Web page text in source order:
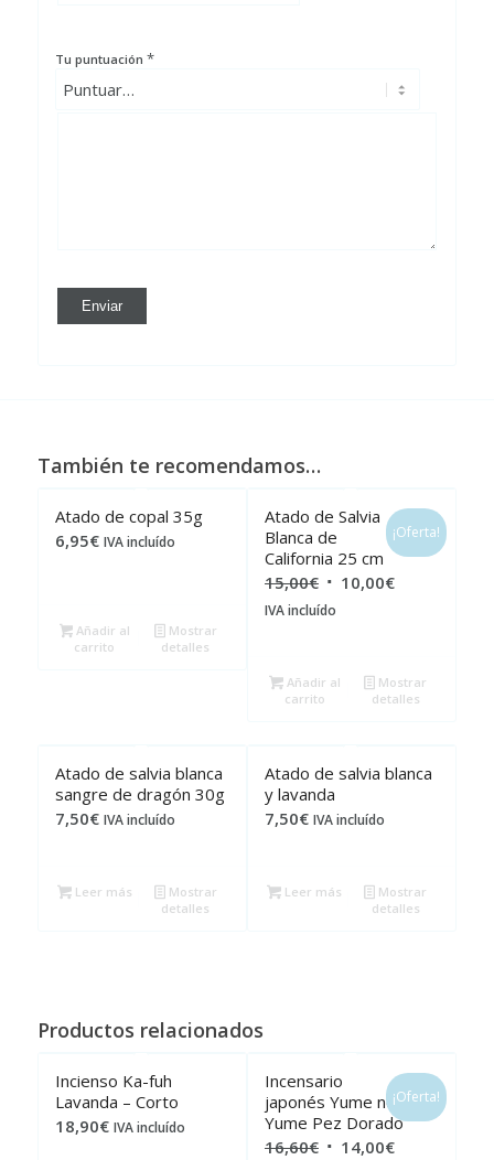
Tu puntuación *
También te recomendamos…
Atado de copal 35g
6,95€ IVA incluído
Añadir al
carrito
Mostrar
detalles
Atado de Salvia
Blanca de
California 25 cm
15,00€ El
precio
15,00€.
10,00€El
10,00€.
IVA incluído
¡Oferta!
Añadir al
carrito
Mostrar
detalles
Atado de salvia blanca
sangre de dragón 30g
7,50€ IVA incluído
Leer más
Mostrar
detalles
Atado de salvia blanca
y lavanda
7,50€ IVA incluído
Leer más
Mostrar
detalles
Productos relacionados
Incienso Ka-fuh
Lavanda – Corto
18,90€ IVA incluído
Incensario
japonés Yume no
Yume Pez Dorado
16,60€ El 14,00€El
¡Oferta!